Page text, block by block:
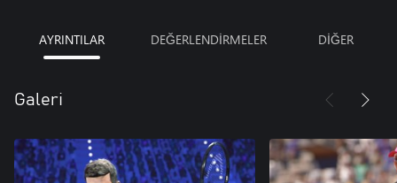
AYRINTILAR DEĞERLENDİRMELER DİĞER
Galeri